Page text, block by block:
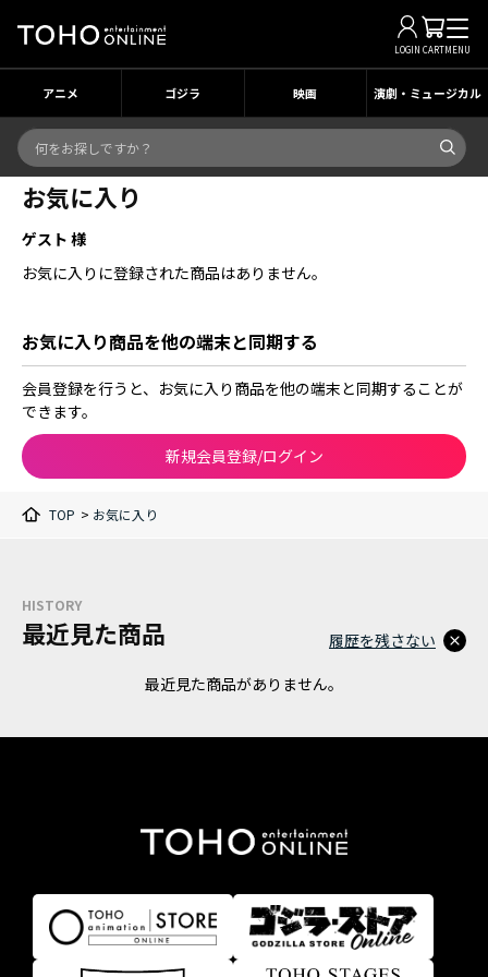
LOGIN CARTMENU
アニメ ゴジラ 映画 演劇・ミュージカル
お気に入り
ゲスト 様
お気に入りに登録された商品はありません。
お気に入り商品を他の端末と同期する
会員登録を行うと、お気に入り商品を他の端末と同期することが
できます。
新規会員登録/ログイン
TOP > お気に入り
HISTORY
最近見た商品
最近見た商品がありません。
履歴を残さない